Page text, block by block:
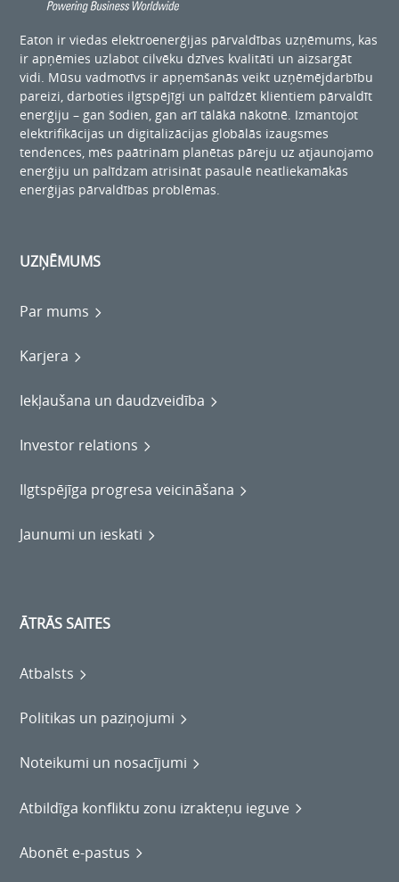
Eaton ir viedas elektroenerģijas pārvaldības uzņēmums, kas
ir apņēmies uzlabot cilvēku dzīves kvalitāti un aizsargāt
vidi. Mūsu vadmotīvs ir apņemšanās veikt uzņēmējdarbību
pareizi, darboties ilgtspējīgi un palīdzēt klientiem pārvaldīt
enerģiju – gan šodien, gan arī tālākā nākotnē. Izmantojot
elektrifikācijas un digitalizācijas globālās izaugsmes
tendences, mēs paātrinām planētas pāreju uz atjaunojamo
enerģiju un palīdzam atrisināt pasaulē neatliekamākās
enerģijas pārvaldības problēmas.
UZŅĒMUMS
Par mums
Karjera
Iekļaušana un daudzveidība
Investor relations
Ilgtspējīga progresa veicināšana
Jaunumi un ieskati
ĀTRĀS SAITES
Atbalsts
Politikas un paziņojumi
Noteikumi un nosacījumi
Atbildīga konfliktu zonu izrakteņu ieguve
Abonēt e-pastus